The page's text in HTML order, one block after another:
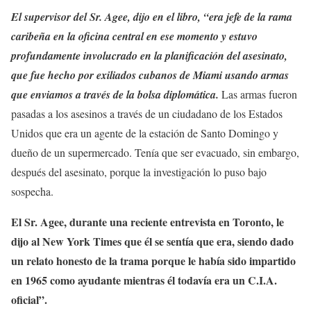
El supervisor del Sr. Agee, dijo en el libro, “era jefe de la rama
caribeña en la oficina central en ese momento y estuvo
profundamente involucrado en la planificación del asesinato,
que fue hecho por exiliados cubanos de Miami usando armas
que enviamos a través de la bolsa diplomática. Las armas fueron
pasadas a los asesinos a través de un ciudadano de los Estados
Unidos que era un agente de la estación de Santo Domingo y
dueño de un supermercado. Tenía que ser evacuado, sin embargo,
después del asesinato, porque la investigación lo puso bajo
sospecha.
El Sr. Agee, durante una reciente entrevista en Toronto, le
dijo al New York Times que él se sentía que era, siendo dado
un relato honesto de la trama porque le había sido impartido
en 1965 como ayudante mientras él todavía era un C.I.A.
oficial”.